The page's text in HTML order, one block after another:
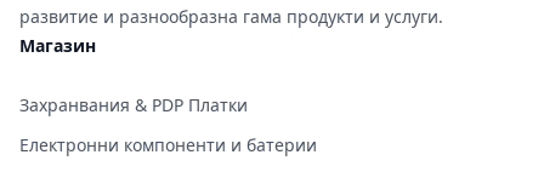
развитие и разнообразна гама продукти и услуги.
Магазин
Захранвания & PDP Платки
Електронни компоненти и батерии